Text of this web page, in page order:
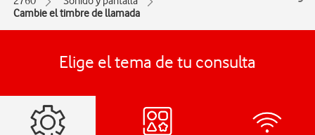
Cambie el timbre de llamada
Elige el tema de tu consulta